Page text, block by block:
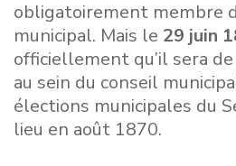
obligatoirement membre
municipal. Mais le 29 juin
officiellement qu’il sera
au sein du conseil
élections municipales du
lieu en août 1870.